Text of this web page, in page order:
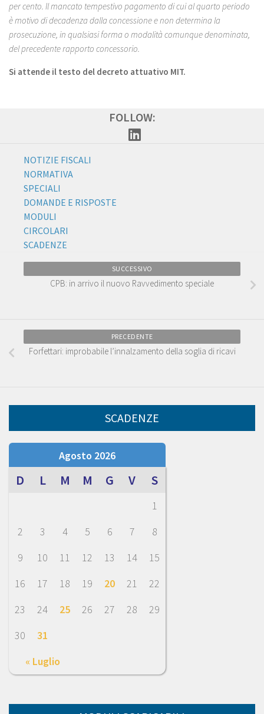
per cento. Il mancato tempestivo pagamento di cui al quarto periodo
è motivo di decadenza dalla concessione e non determina la
prosecuzione, in qualsiasi forma o modalità comunque denominata,
del precedente rapporto concessorio.
Si attende il testo del decreto attuativo MIT.
FOLLOW:
NOTIZIE FISCALI
NORMATIVA
SPECIALI
DOMANDE E RISPOSTE
MODULI
CIRCOLARI
SCADENZE
SUCCESSIVO
CPB: in arrivo il nuovo Ravvedimento speciale
PRECEDENTE
Forfettari: improbabile l’innalzamento della soglia di ricavi
SCADENZE
Agosto 2026
D L M M G V S
« Luglio
1
2
3 4 5 6 7
8
9
10 11 12 13 14
15
16
17 18 19 20 21
22
23
24 25 26 27 28
29
30
31